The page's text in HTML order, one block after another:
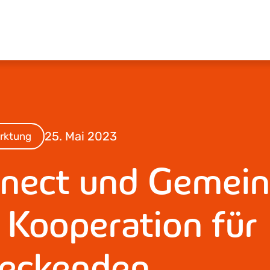
25. Mai 2023
und
für